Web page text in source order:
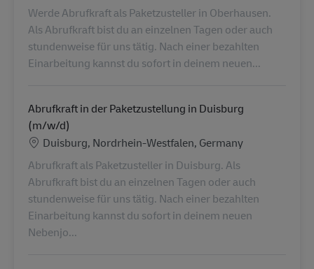
Werde Abrufkraft als Paketzusteller in Oberhausen.
Als Abrufkraft bist du an einzelnen Tagen oder auch
stundenweise für uns tätig. Nach einer bezahlten
Einarbeitung kannst du sofort in deinem neuen...
Abrufkraft in der Paketzustellung in Duisburg
(m/w/d)
Location
Duisburg, Nordrhein-Westfalen, Germany
Abrufkraft als Paketzusteller in Duisburg. Als
Abrufkraft bist du an einzelnen Tagen oder auch
stundenweise für uns tätig. Nach einer bezahlten
Einarbeitung kannst du sofort in deinem neuen
Nebenjo...